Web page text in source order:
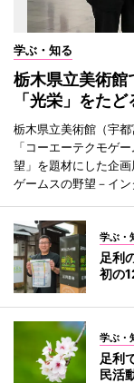
学ぶ・知る
栃木県立美術
「光栄」をたど
栃木県立美術館（宇
「コーエーテクモゲ
望」を題材にした企
ゲームスの野望－イン
学ぶ・
足利
初の
学ぶ・
足利
民活